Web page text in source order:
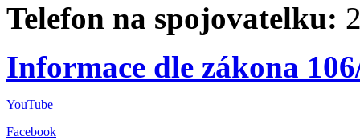
Telefon na spojovatelku:
Informace dle zákona
YouTube
Facebook